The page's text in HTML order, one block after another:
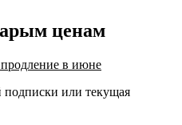
ценам
в июне
подписки или текущая